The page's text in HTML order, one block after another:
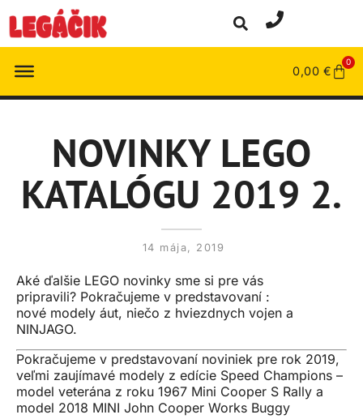
0,00 €
0
NOVINKY LEGO
KATALÓGU 2019 2.
14 mája, 2019
Aké ďalšie LEGO novinky sme si pre vás
pripravili? Pokračujeme v predstavovaní :
nové modely áut, niečo z hviezdnych vojen a
NINJAGO.
Pokračujeme v predstavovaní noviniek pre rok 2019,
veľmi zaujímavé modely z edície Speed ​​Champions –
model veterána z roku 1967 Mini Cooper S Rally a
model 2018 MINI John Cooper Works Buggy